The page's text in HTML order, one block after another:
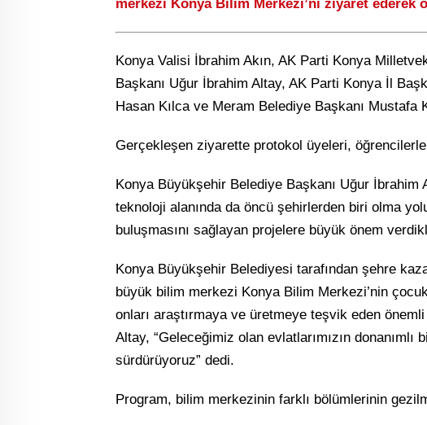
merkezi Konya Bilim Merkezi’ni ziyaret ederek
Konya Valisi İbrahim Akın, AK Parti Konya
Başkanı Uğur İbrahim Altay, AK Parti Konya İl
Hasan Kılca ve Meram Belediye Başkanı
Gerçekleşen ziyarette protokol üyeleri,
Konya Büyükşehir Belediye Başkanı Uğur İbrahim
teknoloji alanında da öncü şehirlerden biri olma
buluşmasını sağlayan projelere büyük önem
Konya Büyükşehir Belediyesi tarafından şehre
büyük bilim merkezi Konya Bilim Merkezi’nin
onları araştırmaya ve üretmeye teşvik eden
Altay, “Geleceğimiz olan evlatlarımızın
sürdürüyoruz” dedi.
Program, bilim merkezinin farklı bölümlerinin